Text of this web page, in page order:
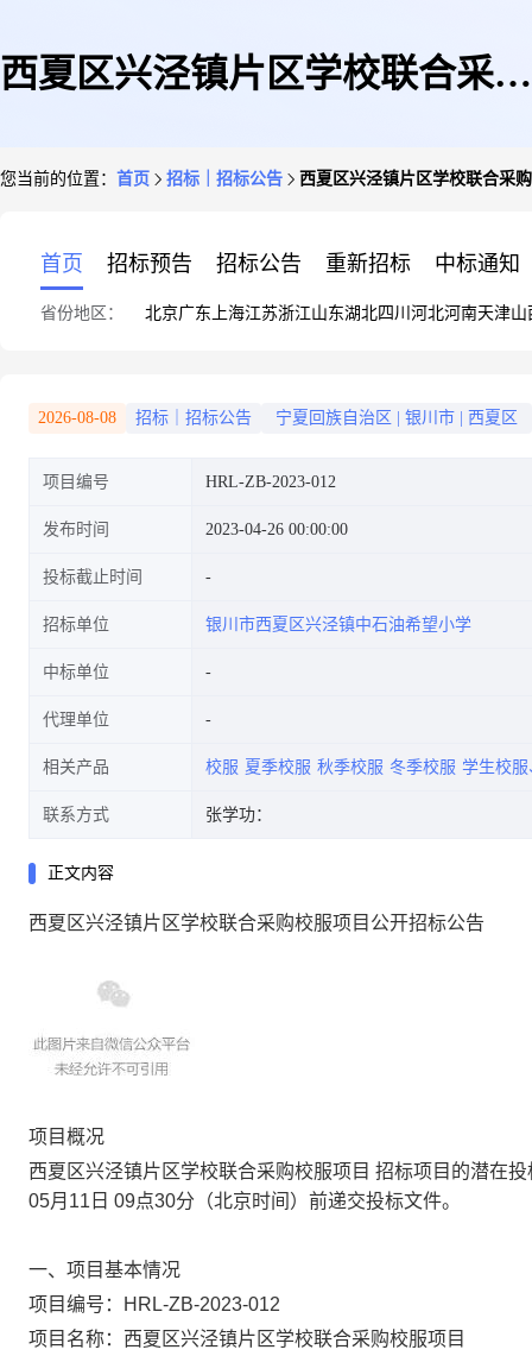
西夏区兴泾镇片区学校联合采购
您当前的位置： 首页 招标｜招标公告 西夏区兴泾镇片区学校联合采
首页 招标预告 招标公告 重新招标 中标通知
省份地区： 北京广东 上海江苏浙江山东湖北四川 河北河南天津山
2026-08-08 招标｜招标公告 宁夏回族自治区 银川市 西夏区
项目编号 HRL-ZB-2023-012
发布时间 2023-04-26 00:00:00
投标截止时间
招标单位 银川市西夏区兴泾镇中石油希望小学
中标单位
代理单位
相关产品 校服 夏季校服 秋季校服 冬季校服 学生校
联系方式 张学功：
正文内容
西夏区兴泾镇片区学校联合采购校服项目公开招标公告
项目概况
西夏区兴泾镇片区学校联合采购校服项目 招标项目的潜在
05月11日 09点30分（北京时间）前递交投标文件。
一、项目基本情况
项目编号：HRL-ZB-2023-012
项目名称：西夏区兴泾镇片区学校联合采购校服项目